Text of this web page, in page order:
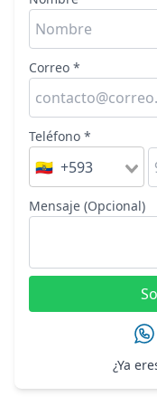
Correo *
Teléfono *
🇪🇨 +593
Mensaje (Opcional)
¿Ya